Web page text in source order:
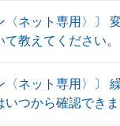
〈ネット専用〉〕
教えてください。
〈ネット専用〉〕
いつから確認できま